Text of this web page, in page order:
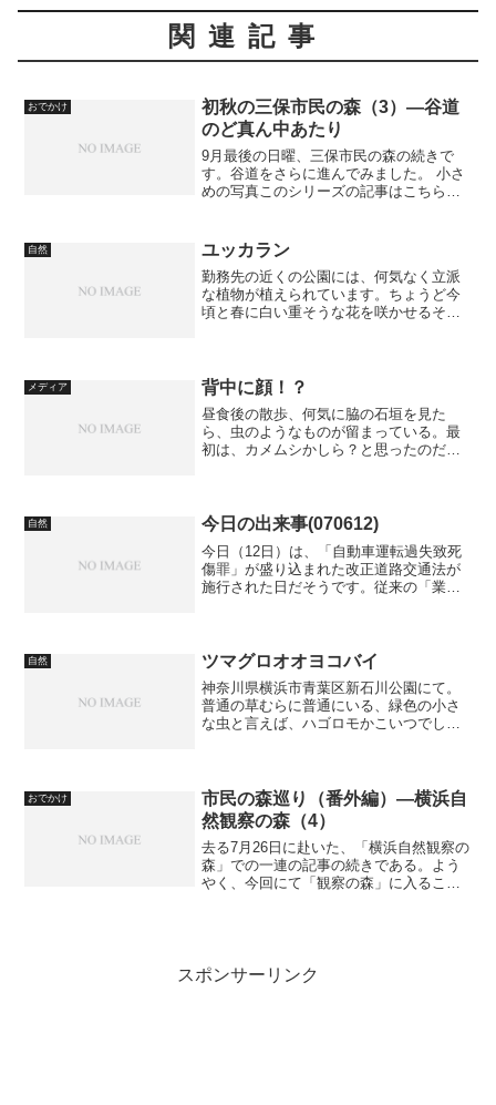
関連記事
おでかけ
初秋の三保市民の森（3）―谷道
のど真ん中あたり
9月最後の日曜、三保市民の森の続きで
す。谷道をさらに進んでみました。 小さ
めの写真このシリーズの記事はこちら：
道に入りかけのところとか 三保市民の森
の案内は、こちら...
自然 ユッカラン
勤務先の近くの公園には、何気なく立派
な植物が植えられています。ちょうど今
頃と春に白い重そうな花を咲かせるその
メディア 背中に顔！？
昼食後の散歩、何気に脇の石垣を見た
ら、虫のようなものが留まっている。最
初は、カメムシかしら？と思ったのだ
自然 今日の出来事(070612)
今日（12日）は、「自動車運転過失致死
傷罪」が盛り込まれた改正道路交通法が
施行された日だそうです。従来の「業務
を厳罰化しようとい...
自然 ツマグロオオヨコバイ
神奈川県横浜市青葉区新石川公園にて。
普通の草むらに普通にいる、緑色の小さ
な虫と言えば、ハゴロモかこいつでしょ
す。 写真はなぜか黄色い...
おでかけ
市民の森巡り（番外編）―横浜自
然観察の森（4）
去る7月26日に赴いた、「横浜自然観察の
森」での一連の記事の続きである。よう
やく、今回にて「観察の森」に入ること
スポンサーリンク